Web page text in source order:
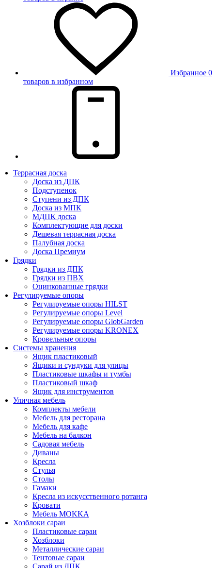
Избранное 0
товаров в избранном
Террасная доска
Доска из ДПК
Подступенок
Ступени из ДПК
Доска из МПК
МДПК доска
Комплектующие для доски
Дешевая террасная доска
Палубная доска
Доска Премиум
Грядки
Грядки из ДПК
Грядки из ПВХ
Оцинкованные грядки
Регулируемые опоры
Регулируемые опоры HILST
Регулируемые опоры Level
Регулируемые опоры GlobGarden
Регулируемые опоры KRONEX
Кровельные опоры
Системы хранения
Ящик пластиковый
Ящики и сундуки для улицы
Пластиковые шкафы и тумбы
Пластиковый шкаф
Ящик для инструментов
Уличная мебель
Комплекты мебели
Мебель для ресторана
Мебель для кафе
Мебель на балкон
Садовая мебель
Диваны
Кресла
Стулья
Столы
Гамаки
Кресла из искусственного ротанга
Кровати
Мебель MOKKA
Хозблоки сараи
Пластиковые сараи
Хозблоки
Металлические сараи
Тентовые сараи
Сарай из ДПК